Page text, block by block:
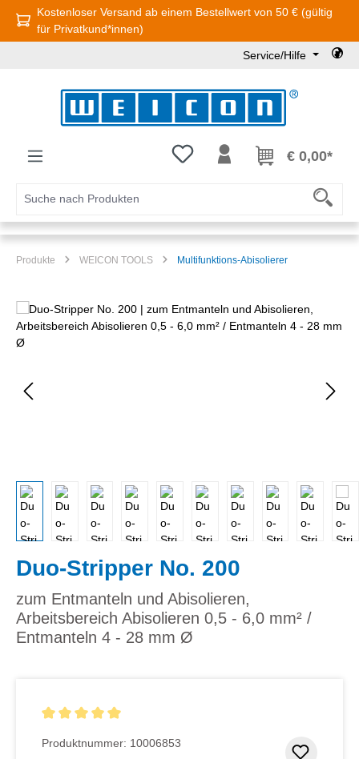
Zum Hauptinhalt springen
Kostenloser Versand ab einem Bestellwert von 50 € (gültig
für Privatkund*innen)
Service/Hilfe
Du hast 0 Produkte auf dem
€ 0,00*
Produkte WEICON TOOLS Multifunktions-Abisolierer
Bildergalerie überspringen
Duo-Stripper No. 200
zum Entmanteln und Abisolieren,
Arbeitsbereich Abisolieren 0,5 - 6,0 mm² /
Entmanteln 4 - 28 mm Ø
Produktnummer: 10006853